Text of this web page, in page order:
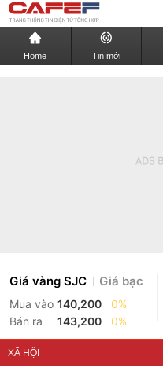
Home Tin mới
Giá vàng SJC Giá bạc
Mua vào 140,200
0%
Bán ra
143,200 0%
XÃ HỘI